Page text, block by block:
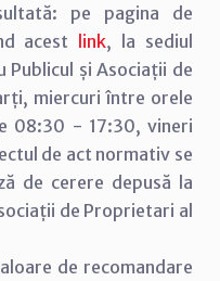
pe pagina de
acest link, la sediul
Publicul și Asociații de
miercuri între orele
08:30 - 17:30, vineri
de act normativ se
de cerere depusă la
de Proprietari al
de recomandare